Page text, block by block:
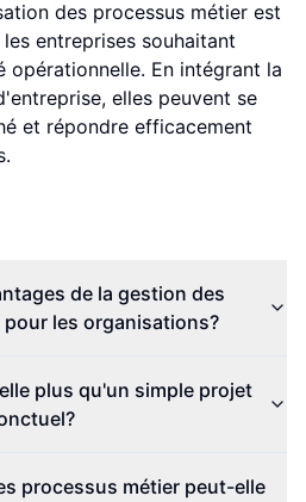
des processus métier est
entreprises souhaitant
En intégrant la
elles peuvent se
et répondre efficacement
de la gestion des
les organisations?
plus qu'un simple projet
processus métier peut-elle